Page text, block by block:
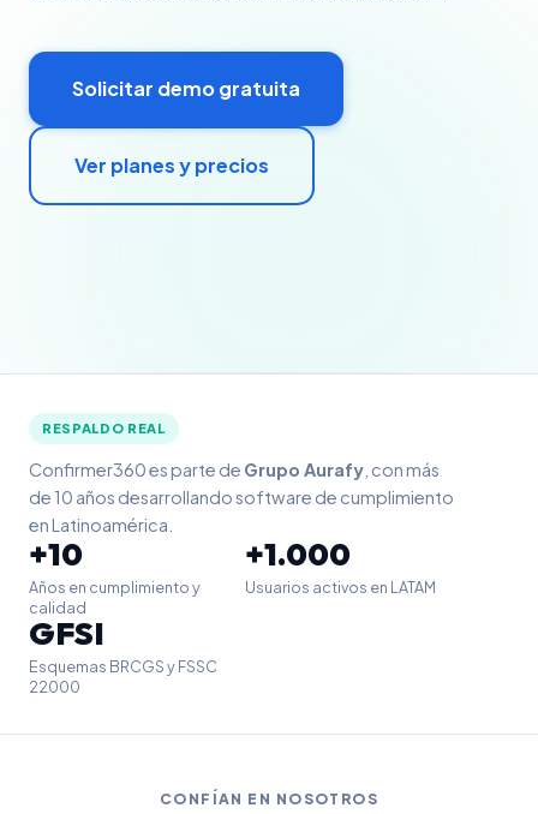
Solicitar demo gratuita
Ver planes y precios
RESPALDO REAL
Confirmer360 es parte de Grupo Aurafy , con más
de 10 años desarrollando software de cumplimiento
en Latinoamérica.
+10
Años en cumplimiento y
calidad
+1.000
Usuarios activos en LATAM
GFSI
Esquemas BRCGS y FSSC
22000
CONFÍAN EN NOSOTROS